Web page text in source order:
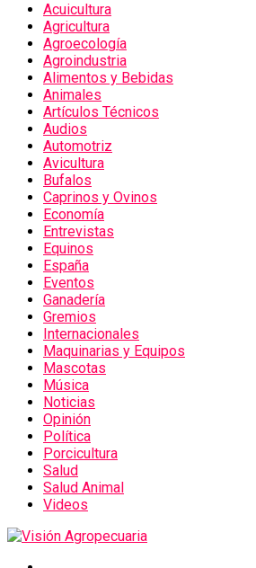
Acuicultura
Agricultura
Agroecología
Agroindustria
Alimentos y Bebidas
Animales
Artículos Técnicos
Audios
Automotriz
Avicultura
Bufalos
Caprinos y Ovinos
Economía
Entrevistas
Equinos
España
Eventos
Ganadería
Gremios
Internacionales
Maquinarias y Equipos
Mascotas
Música
Noticias
Opinión
Política
Porcicultura
Salud
Salud Animal
Videos